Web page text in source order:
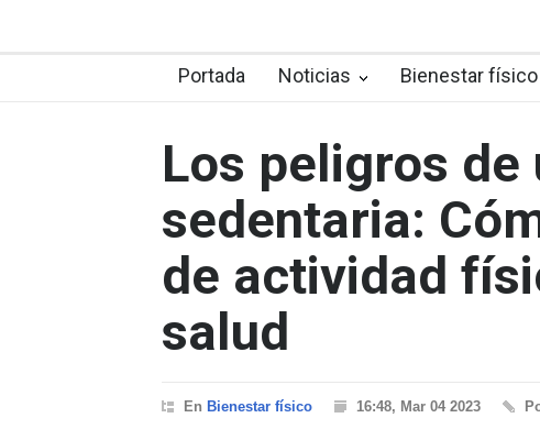
Portada Noticias Bienestar físico
Los peligros de
sedentaria:
de actividad
salud
En Bienestar físico 16:48, Mar 04 2023